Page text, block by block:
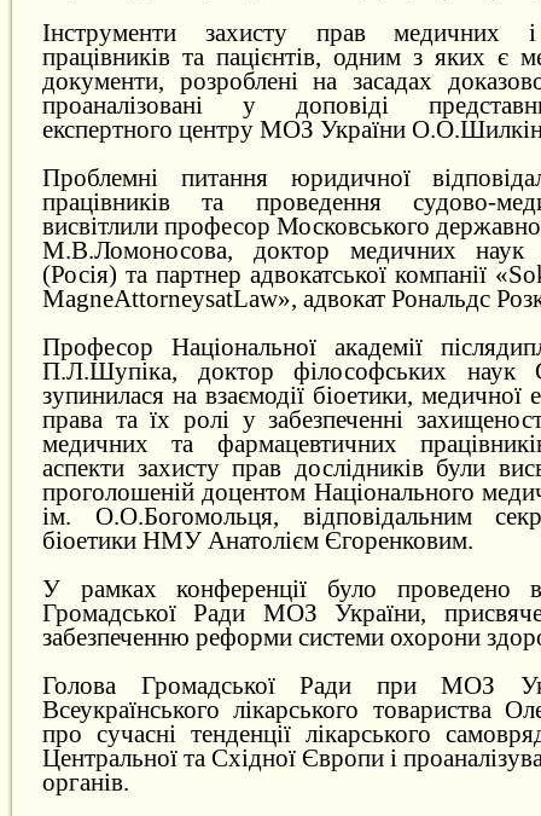
Інструменти захисту прав медичних і
працівників та пацієнтів, одним з яких є
документи, розроблені на засадах
проаналізовані у доповіді
експертного центру МОЗ України
Проблемні питання юридичної
працівників та проведення судово-
висвітлили професор Московського
М.В.Ломоносова, доктор медичних наук
(Росія) та партнер адвокатської компанії
MagneAttorneysatLaw», адвокат Рональдс
Професор Національної академії
П.Л.Шупіка, доктор філософських наук
зупинилася на взаємодії біоетики, медичної
права та їх ролі у забезпеченні
медичних та фармацевтичних
аспекти захисту прав дослідників були
проголошеній доцентом Національного
ім. О.О.Богомольця, відповідальним
біоетики НМУ Анатолієм Єгоренковим.
У рамках конференції було проведено
Громадської Ради МОЗ України,
забезпеченню реформи системи охорони
Голова Громадської Ради при МОЗ
Всеукраїнського лікарського товариства
про сучасні тенденції лікарського
Центральної та Східної Європи і
органів.